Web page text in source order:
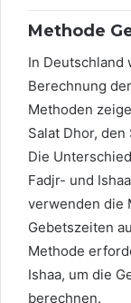
Methode
In Deutschland
Berechnung
Methoden
Salat Dhor,
Die
Fadjr- und
verwenden die
Gebetszeiten
Methode
Ishaa, um die
berechnen.